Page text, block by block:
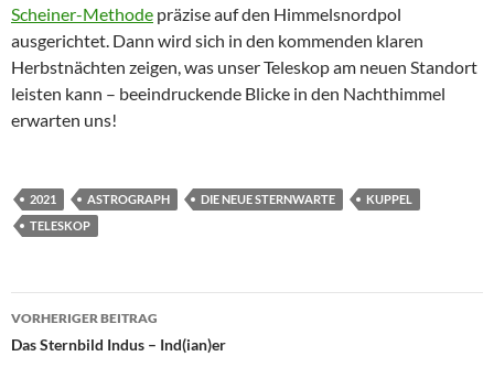
Scheiner-Methode präzise auf den Himmelsnordpol
ausgerichtet. Dann wird sich in den kommenden klaren
Herbstnächten zeigen, was unser Teleskop am neuen Standort
leisten kann – beeindruckende Blicke in den Nachthimmel
erwarten uns!
2021 ASTROGRAPH DIE NEUE STERNWARTE
KUPPEL
TELESKOP
Beitragsnavigation
VORHERIGER BEITRAG
Das Sternbild Indus – Ind(ian)er